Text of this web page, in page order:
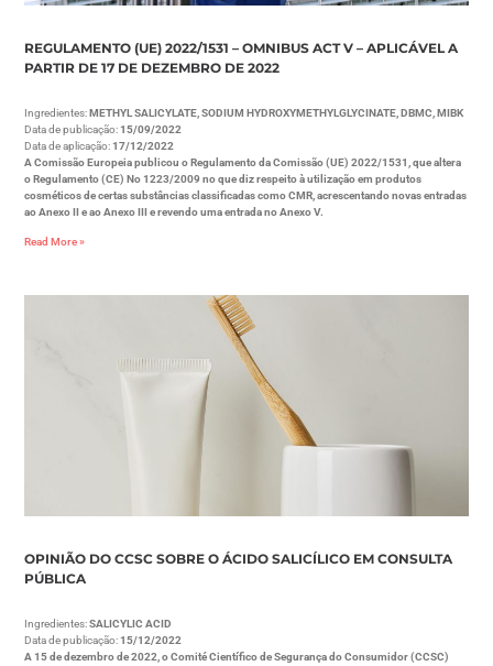
REGULAMENTO (UE) 2022/1531 – OMNIBUS ACT V – APLICÁVEL A
PARTIR DE 17 DE DEZEMBRO DE 2022
Ingredientes:METHYL SALICYLATE, SODIUM HYDROXYMETHYLGLYCINATE, DBMC, MIBK
Data de publicação: 15/09/2022
Data de aplicação: 17/12/2022
A Comissão Europeia publicou o Regulamento da Comissão (UE) 2022/1531, que altera
o Regulamento (CE) No 1223/2009 no que diz respeito à utilização em produtos
cosméticos de certas substâncias classificadas como CMR, acrescentando novas entradas
ao Anexo II e ao Anexo III e revendo uma entrada no Anexo V.
Read More »
OPINIÃO DO CCSC SOBRE O ÁCIDO SALICÍLICO EM CONSULTA
PÚBLICA
Ingredientes:SALICYLIC ACID
Data de publicação: 15/12/2022
A 15 de dezembro de 2022, o Comité Científico de Segurança do Consumidor (CCSC)